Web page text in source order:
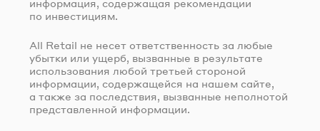
информация, содержащая рекомендации
по инвестициям.
All Retail не несет ответственность за любые
убытки или ущерб, вызванные в результате
использования любой третьей стороной
информации, содержащейся на нашем сайте,
а также за последствия, вызванные неполнотой
представленной информации.